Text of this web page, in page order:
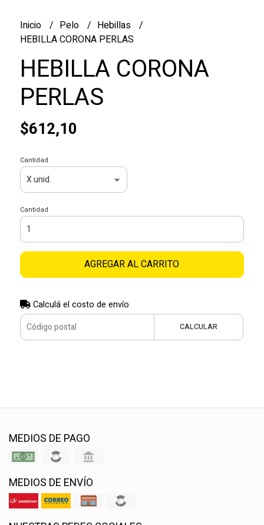
Inicio Pelo
Hebillas
HEBILLA CORONA PERLAS
HEBILLA CORONA
PERLAS
$612,10
Cantidad
Cantidad
AGREGAR AL CARRITO
Calculá el costo de envío
CALCULAR
MEDIOS DE PAGO
MEDIOS DE ENVÍO